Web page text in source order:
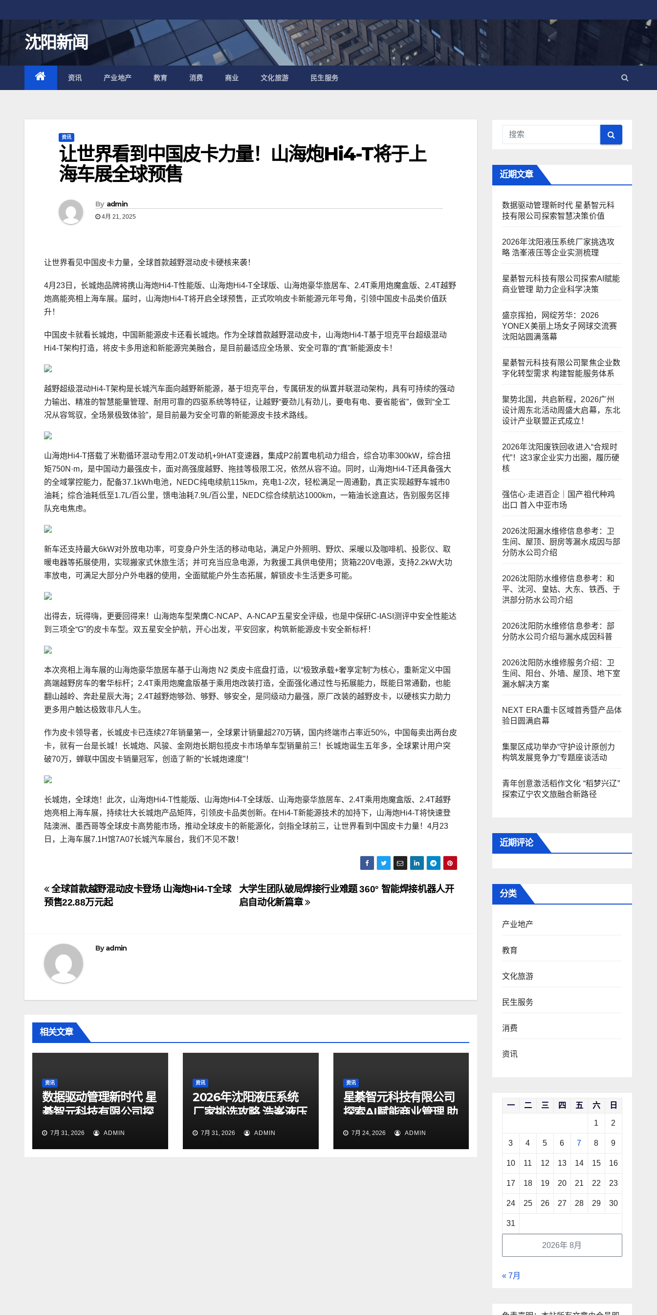
至
内
容
沈阳新闻
资讯 产业地产 教育 消费 商业 文化旅游 民生服务
资讯
让世界看到中国皮卡力量！山海炮Hi4-T将于上
海车展全球预售
By admin
4月 21, 2025
让世界看见中国皮卡力量，全球首款越野混动皮卡硬核来袭！
4月23日，长城炮品牌将携山海炮Hi4-T性能版、山海炮Hi4-T全球版、山海炮豪华旅居车、2.4T乘用炮魔盒版、2.4T越野
炮高能亮相上海车展。届时，山海炮Hi4-T将开启全球预售，正式吹响皮卡新能源元年号角，引领中国皮卡品类价值跃
升！
中国皮卡就看长城炮，中国新能源皮卡还看长城炮。作为全球首款越野混动皮卡，山海炮Hi4-T基于坦克平台超级混动
Hi4-T架构打造，将皮卡多用途和新能源完美融合，是目前最适应全场景、安全可靠的“真”新能源皮卡！
越野超级混动Hi4-T架构是长城汽车面向越野新能源，基于坦克平台，专属研发的纵置并联混动架构，具有可持续的强动
力输出、精准的智慧能量管理、耐用可靠的四驱系统等特征，让越野“要劲儿有劲儿，要电有电、要省能省”，做到“全工
况从容驾驭，全场景极致体验”，是目前最为安全可靠的新能源皮卡技术路线。
山海炮Hi4-T搭载了米勒循环混动专用2.0T发动机+9HAT变速器，集成P2前置电机动力组合，综合功率300kW，综合扭
矩750N·m，是中国动力最强皮卡，面对高强度越野、拖挂等极限工况，依然从容不迫。同时，山海炮Hi4-T还具备强大
的全域掌控能力，配备37.1kWh电池，NEDC纯电续航115km，充电1-2次，轻松满足一周通勤，真正实现越野车城市0
油耗；综合油耗低至1.7L/百公里，馈电油耗7.9L/百公里，NEDC综合续航达1000km，一箱油长途直达，告别服务区排
队充电焦虑。
新车还支持最大6kW对外放电功率，可变身户外生活的移动电站，满足户外照明、野炊、采暖以及咖啡机、投影仪、取
暖电器等拓展使用，实现搬家式休旅生活；并可充当应急电源，为救援工具供电使用；货箱220V电源，支持2.2kW大功
率放电，可满足大部分户外电器的使用，全面赋能户外生态拓展，解锁皮卡生活更多可能。
出得去，玩得嗨，更要回得来！山海炮车型荣膺C-NCAP、A-NCAP五星安全评级，也是中保研C-IASI测评中安全性能达
到三项全“G”的皮卡车型。双五星安全护航，开心出发，平安回家，构筑新能源皮卡安全新标杆！
本次亮相上海车展的山海炮豪华旅居车基于山海炮 N2 类皮卡底盘打造，以“极致承载+奢享定制”为核心，重新定义中国
高端越野房车的奢华标杆；2.4T乘用炮魔盒版基于乘用炮改装打造，全面强化通过性与拓展能力，既能日常通勤，也能
翻山越岭、奔赴星辰大海；2.4T越野炮够劲、够野、够安全，是同级动力最强，原厂改装的越野皮卡，以硬核实力助力
更多用户触达极致非凡人生。
作为皮卡领导者，长城皮卡已连续27年销量第一，全球累计销量超270万辆，国内终端市占率近50%，中国每卖出两台皮
卡，就有一台是长城！长城炮、风骏、金刚炮长期包揽皮卡市场单车型销量前三！长城炮诞生五年多，全球累计用户突
破70万，蝉联中国皮卡销量冠军，创造了新的“长城炮速度”！
长城炮，全球炮！此次，山海炮Hi4-T性能版、山海炮Hi4-T全球版、山海炮豪华旅居车、2.4T乘用炮魔盒版、2.4T越野
炮亮相上海车展，持续壮大长城炮产品矩阵，引领皮卡品类创新。在Hi4-T新能源技术的加持下，山海炮Hi4-T将快速登
陆澳洲、墨西哥等全球皮卡高势能市场，推动全球皮卡的新能源化，剑指全球前三，让世界看到中国皮卡力量！4月23
日，上海车展7.1H馆7A07长城汽车展台，我们不见不散！
文
章
航
大学生团队破局焊接行业难题 360° 智能焊接机器人开
启自动化新篇章
全球首款越野混动皮卡登场 山海炮Hi4-T全球
预售22.88万元起
Byadmin
相关文章
资讯
数据驱动管理新时代 星
綦智元科技有限公司探
索智慧决策价值
7月 31, 2026 ADMIN
资讯
2026年沈阳液压系统
厂家挑选攻略 浩峯液压
等企业实测梳理
7月 31, 2026 ADMIN
资讯
星綦智元科技有限公司
探索AI赋能商业管理 助
力企业科学决策
7月 24, 2026 ADMIN
近期文章
数据驱动管理新时代 星綦智元科
技有限公司探索智慧决策价值
2026年沈阳液压系统厂家挑选攻
略 浩峯液压等企业实测梳理
星綦智元科技有限公司探索AI赋能
商业管理 助力企业科学决策
盛京挥拍，网绽芳华：2026
YONEX美丽上场女子网球交流赛
沈阳站圆满落幕
星綦智元科技有限公司聚焦企业数
字化转型需求 构建智能服务体系
聚势北国，共启新程，2026广州
设计周东北活动周盛大启幕，东北
设计产业联盟正式成立！
2026年沈阳废铁回收进入“合规时
代”！这3家企业实力出圈，履历硬
核
强信心·走进百企｜国产祖代种鸡
出口 首入中亚市场
2026沈阳漏水维修信息参考：卫
生间、屋顶、厨房等漏水成因与部
分防水公司介绍
2026沈阳防水维修信息参考：和
平、沈河、皇姑、大东、铁西、于
洪部分防水公司介绍
2026沈阳防水维修信息参考：部
分防水公司介绍与漏水成因科普
2026沈阳防水维修服务介绍：卫
生间、阳台、外墙、屋顶、地下室
漏水解决方案
NEXT ERA重卡区域首秀暨产品体
验日圆满启幕
集聚区成功举办“守护设计原创力
构筑发展竞争力”专题座谈活动
青年创意激活稻作文化 “稻梦兴辽”
探索辽宁农文旅融合新路径
近期评论
分类
产业地产
教育
文化旅游
民生服务
消费
资讯
2026年 8月
一 二 三 四 五 六 日
1 2
3 4 5 6 7 8 9
10 11 12 13 14 15 16
17 18 19 20 21 22 23
24 25 26 27 28 29 30
31
« 7月